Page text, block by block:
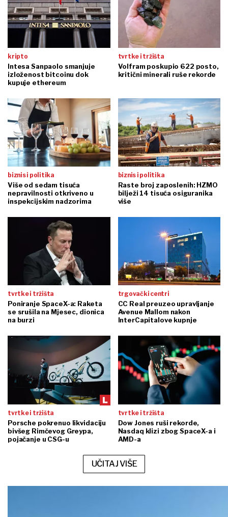
kripto
Intesa Sanpaolo smanjuje
izloženost bitcoinu dok
kupuje ethereum
tvrtke i tržišta
Volfram poskupio 622 posto,
kritični minerali ruše rekorde
biznis i politika
Više od sedam tisuća
nepravilnosti otkriveno u
inspekcijskim nadzorima
biznis i politika
Raste broj zaposlenih: HZMO
bilježi 14 tisuća osiguranika
više
tvrtke i tržišta
Poniranje SpaceX-a: Raketa
se srušila na Mjesec, dionica
na burzi
trgovački centri
CC Real preuzeo upravljanje
Avenue Mallom nakon
InterCapitalove kupnje
tvrtke i tržišta
Porsche pokrenuo likvidaciju
bivšeg Rimčevog Greypa,
pojačanje u CSG-u
tvrtke i tržišta
Dow Jones ruši rekorde,
Nasdaq klizi zbog SpaceX-a i
AMD-a
UČITAJ VIŠE